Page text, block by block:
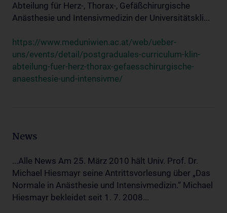
Abteilung für Herz-, Thorax-, Gefäßchirurgische
Anästhesie und Intensivmedizin der Universitätskli...
https://www.meduniwien.ac.at/web/ueber-
uns/events/detail/postgraduales-curriculum-klin-
abteilung-fuer-herz-thorax-gefaesschirurgische-
anaesthesie-und-intensivme/
News
...Alle News Am 25. März 2010 hält Univ. Prof. Dr.
Michael Hiesmayr seine Antrittsvorlesung über „Das
Normale in Anästhesie und Intensivmedizin.“ Michael
Hiesmayr bekleidet seit 1. 7. 2008...